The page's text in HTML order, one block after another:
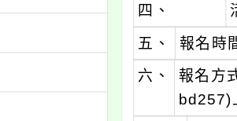
四、
五、 報名時
六、
報名方
bd257)